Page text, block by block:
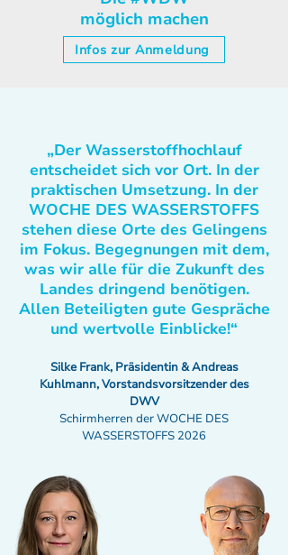
möglich machen
Infos zur Anmeldung
„Der Wasserstoffhochlauf
entscheidet sich vor Ort. In der
praktischen Umsetzung. In der
WOCHE DES WASSERSTOFFS
stehen diese Orte des Gelingens
im Fokus. Begegnungen mit dem,
was wir alle für die Zukunft des
Landes dringend benötigen.
Allen Beteiligten gute Gespräche
und wertvolle Einblicke!“
Silke Frank, Präsidentin & Andreas
Kuhlmann, Vorstandsvorsitzender des
DWV
Schirmherren der WOCHE DES
WASSERSTOFFS 2026